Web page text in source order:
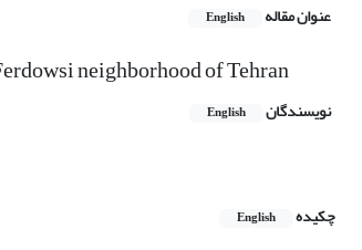
عنوان مقاله English
neighborhood of Tehran
نویسندگان English
چکیده
English